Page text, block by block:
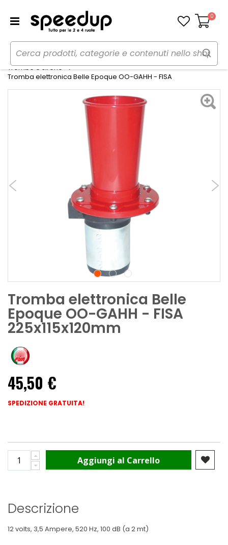
Carrello
0
Home Auto
Audio elettronica mobile
Trombe e sirene
Tromba elettronica Belle Epoque OO-GAHH - FISA
Tromba elettronica Belle
Epoque OO-GAHH - FISA
225x115x120mm
45,50 €
SPEDIZIONE GRATUITA!
Aggiungi al Carrello
Descrizione
12 volts, 3,5 Ampere, 520 Hz, 100 dB (a 2 mt)